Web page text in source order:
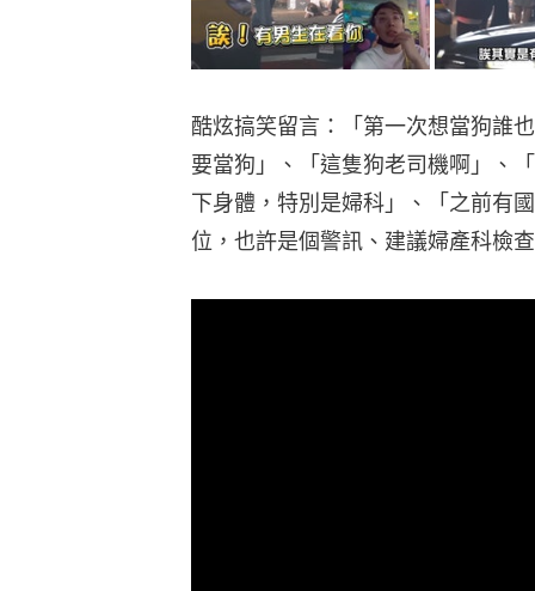
酷炫搞笑留言：「第一次想當狗誰
要當狗」、「這隻狗老司機啊」、
下身體，特別是婦科」、「之前有
位，也許是個警訊、建議婦產科檢